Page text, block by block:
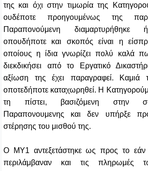
της και όχι στην τιμωρία της
ουδέποτε προηγουμένως της
Παραπονούμενη διαμαρτυρήθηκε
οπουδήποτε και σκοπός είναι η
οποίους η ίδια γνωρίζει πολύ καλά
διεκδικήσει από το Εργατικό
αξίωση της έχει παραγραφεί. Καμιά
οποτεδήποτε καταχωρηθεί. Η
τη πίστει, βασιζόμενη στην
Παραπονουμενης και δεν υπήρξε
στέρησης του μισθού της.
Ο ΜΥ1 αντεξετάστηκε ως προς το εάν
περιλάμβαναν και τις πληρωμές